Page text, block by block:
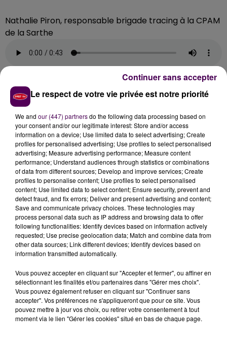
Nathalie Piron, responsable brigade tracing à la CPAM
de la Sarthe
DES RECRUTEMENTS À VENIR EN
FÉVRIER
Pour faire face à l’épidémie, et au variant Omicron
particulièrement contagieux, la CPAM de la Sarthe va
encore recruter d’autres agents :"En fonction des
départs qu’on va avoir et des prochains
recrutements, il faudra encore une dizaine de
personnes début février"pour assurer les missions de
contact-tracing, précise Nathalie Piron. L’activité des
brigades tracing ne se limite pas à joindre les
personnes positives ou cas contact, elles répondent
aussi aux interrogations des Sarthois :
d’isolement, des renseignements pour obtenir un
arrêt de travail. Et aussi sur des problématiques de
garde d’enfant"conclut Nathalie Piron.
Le respect de votre vie privée est notre priorité
We and our (447) partnersdo the following data processing based on
your consent and/or our legitimate interest: Store and/or access
information on a device; Use limited data to select advertising; Create
profiles for personalised advertising; Use profiles to select personalised
advertising; Measure advertising performance; Measure content
performance; Understand audiences through statistics or combinations
of data from different sources; Develop and improve services; Create
profiles to personalise content; Use profiles to select personalised
content; Use limited data to select content; Ensure security, prevent and
detect fraud, and fix errors; Deliver and present advertising and content;
Save and communicate privacy choices. These technologies may
process personal data such as IP address and browsing data to offer
following functionalities: Identify devices based on information actively
requested; Use precise geolocation data; Match and combine data from
other data sources; Link different devices; Identify devices based on
information transmitted automatically.
Vous pouvez accepter en cliquant sur "Accepter et fermer", ou affiner en
sélectionnant les finalités et/ou partenaires dans "Gérer mes choix".
Vous pouvez également refuser en cliquant sur "Continuer sans
accepter". Vos préférences ne s'appliqueront que pour ce site. Vous
pouvez mettre à jour vos choix, ou retirer votre consentement à tout
moment via le lien "Gérer les cookies" situé en bas de chaque page.
Continuer sans accepter